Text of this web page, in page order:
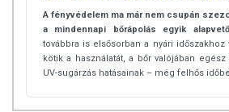
A fényvédelem ma már nem csupán
a mindennapi bőrápolás egyik
továbbra is elsősorban a nyári időszakhoz
kötik a használatát, a bőr valójában
UV-sugárzás hatásainak – még felhős